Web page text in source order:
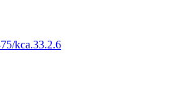
kca.33.2.6